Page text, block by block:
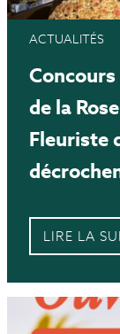
ACTUALITÉS
de la
Fleuriste
LIRE LA